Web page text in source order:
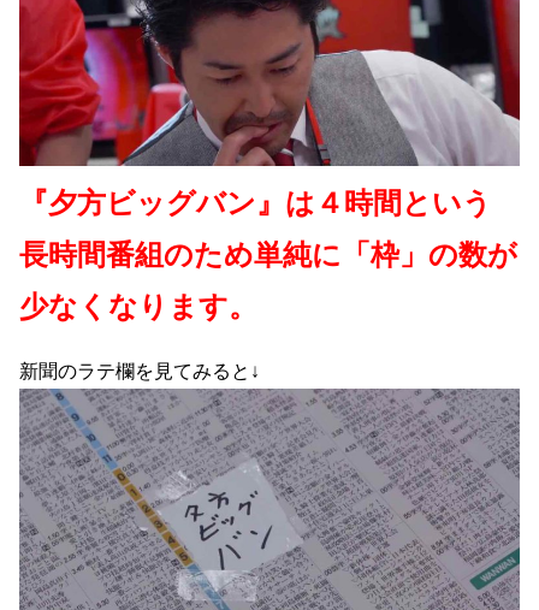
『夕方ビッグバン』は４時間という
長時間番組のため単純に 「枠」の数が
少なくなります。
新聞のラテ欄を見てみると↓